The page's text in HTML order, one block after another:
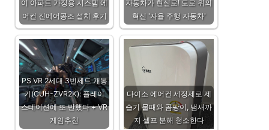
이 아파트 가정용 시스템 에
어컨 진에어공조 설치 후기
자동차가 현실로! 도로 위의
혁신 '자율 주행 자동차'
PS VR 2세대 3번세트 개봉
기(CUH-ZVR2K): 플레이
스테이션에 또 반했다 + VR
게임추천
다이소 에어컨 세정제로 제
습기 물때와 곰팡이, 냄새까
지 셀프 분해 청소한다